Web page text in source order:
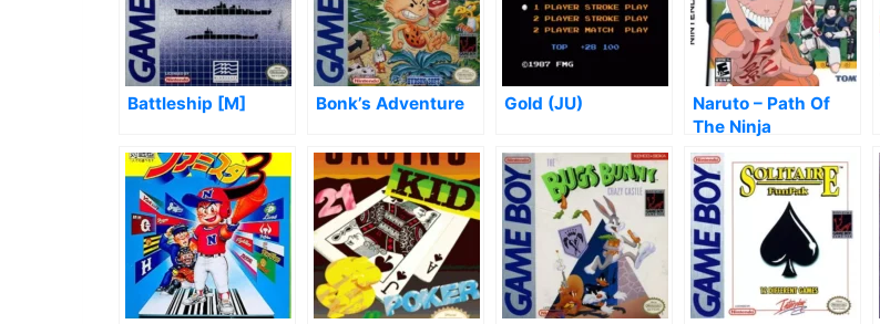
Battleship [M] Bonk’s Adventure Gold (JU)
Naruto – Path Of
The Ninja